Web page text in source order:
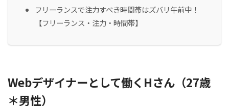
フリーランスで注力すべき時間帯はズバリ午前中！
【フリーランス・注力・時間帯】
Webデザイナーとして働くHさん（27歳
＊男性）